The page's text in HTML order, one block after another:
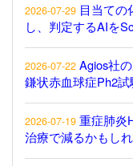
2026-07-29 目当ての
し、判定するAIを
2026-07-22 Agios社
鎌状赤血球症Ph2
2026-07-19 重症肺炎
治療で減るかもし